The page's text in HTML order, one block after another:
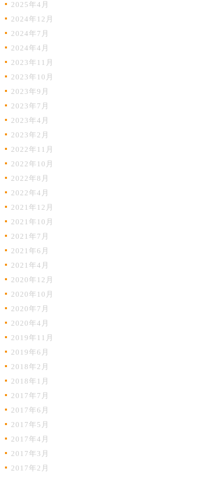
2025年4月
2024年12月
2024年7月
2024年4月
2023年11月
2023年10月
2023年9月
2023年7月
2023年4月
2023年2月
2022年11月
2022年10月
2022年8月
2022年4月
2021年12月
2021年10月
2021年7月
2021年6月
2021年4月
2020年12月
2020年10月
2020年7月
2020年4月
2019年11月
2019年6月
2018年2月
2018年1月
2017年7月
2017年6月
2017年5月
2017年4月
2017年3月
2017年2月